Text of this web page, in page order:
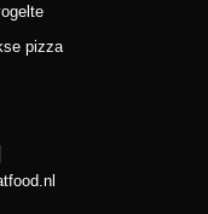
pizza